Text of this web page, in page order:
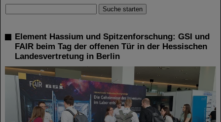
Element Hassium und Spitzenforschung: GSI und
FAIR beim Tag der offenen Tür in der Hessischen
Landesvertretung in Berlin